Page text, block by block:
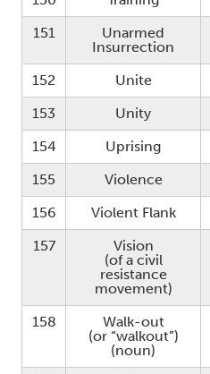
151
Unarmed
Insurrection
152
Unite
153
Unity
154
Uprising
155
Violence
156
Violent Flank
157
Vision
(of a civil
resistance
movement)
158
Walk-out
(or “walkout”)
(noun)